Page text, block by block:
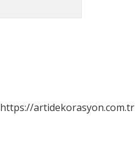
https://artidekorasyon.com.tr